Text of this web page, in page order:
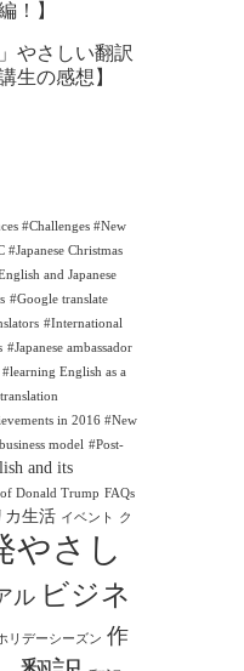
！】
やさしい翻訳
生の感想】
#Challenges #New
Christmas
and Japanese
#Google translate
#International
#Japanese ambassador
#learning English as a
in 2016 #New
model #Post-
and its
Donald Trump FAQs
カ生活 イベント ク
やさし
ル ビジネ
リデーシーズン 作